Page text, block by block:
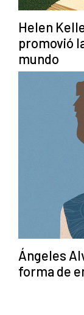
Helen
promovió
mundo
Ángeles
forma de